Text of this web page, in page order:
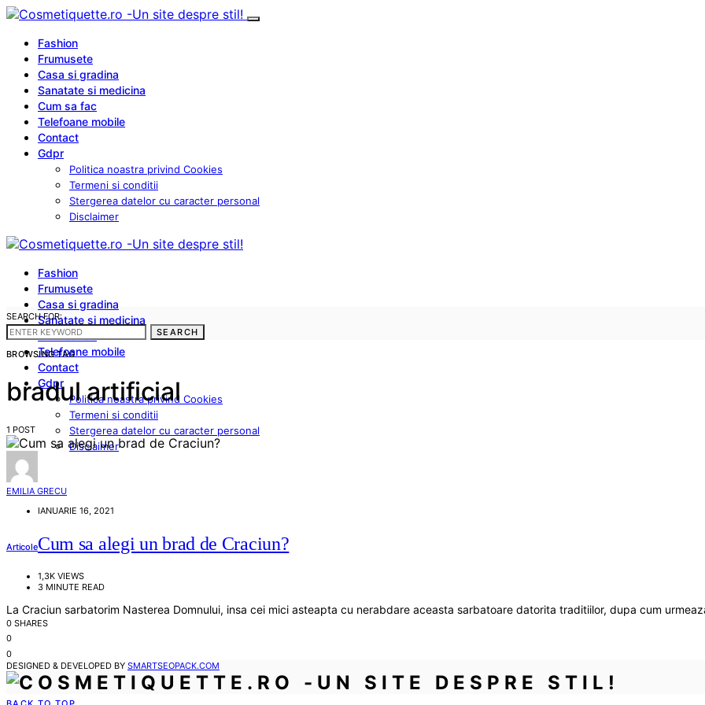
Fashion
Frumusete
Casa si gradina
Sanatate si medicina
Cum sa fac
Telefoane mobile
Contact
Gdpr
Politica noastra privind Cookies
Termeni si conditii
Stergerea datelor cu caracter personal
Disclaimer
Fashion
Frumusete
Casa si gradina
Sanatate si medicina
Cum sa fac
Telefoane mobile
Contact
Gdpr
Politica noastra privind Cookies
Termeni si conditii
Stergerea datelor cu caracter personal
Disclaimer
SEARCH FOR:
SEARCH
BROWSING TAG
bradul artificial
1 POST
EMILIA GRECU
IANUARIE 16, 2021
ArticoleCum sa alegi un brad de Craciun?
1,3K VIEWS
3 MINUTE READ
La Craciun sarbatorim Nasterea Domnului, insa cei mici asteapta cu nerabdare aceasta sarbatoare datorita traditiilor, dupa cum
0 SHARES
0
0
DESIGNED & DEVELOPED BY SMARTSEOPACK.COM